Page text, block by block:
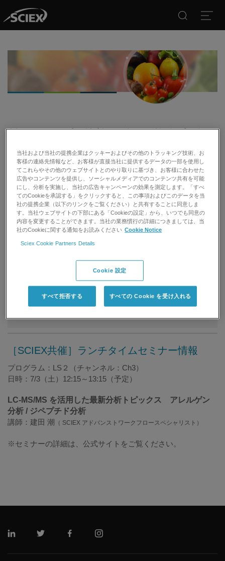
第75回日本栄養・食糧学会大会
（ONLINE開催）
2021年7月3日（土）～4日（日）
オンライン開催
詳細は公式サイト ( https://www2.aeplan.co.jp/jsfns2021/ )をご
覧ください。
※ ONLINE学会を参照するには、学会への参加登録が必要で
す。詳しくは公式サイトをご覧ください。
終了いたしました
弊社イベント、学会、製品情報をご希望の方は以下より
メール配信のご登録を行ってください。
メールマガジン登録
［SCIEX共催］ランチタイムセミナー情報
プログラム：LS２（チャンネル：Ch3）
日時：7/3（土）12:15～13:15（予定）
LC-MS/MS を活用した最新分析トピックス アレルゲン
分析 / ジペプチド分析
講師：建田 潮 （ SCIEX アドバンストワークフロースペシャリスト）
※セミナーの詳細は、公式サイトをご覧ください。
リンクトインツイッターフェイスブックインスタグラム
当社および当社の提携企業はクッキーおよびその他のトラッキング技術、お
客様の連絡先情報など、お客様が直接当社に提供するデータの一部を使用し
てこれらやその他のウェブサイトとのやり取りに基づき、お客様に合わせた
広告やコンテンツを提供し、ソーシャルメディアでのコンテンツ共有を可能
にし、分析を実施し、当社の広告キャンペーンの効果を測定します。「すべ
てのCookieを承認する」をクリックすると、この事項およびこのデータを当
社の提携企業（以下のリンクをご覧ください）と共有することに同意しま
す。当社ウェブサイトの下部にある「Cookieの設定」から、いつでも同意の
内容を変更することができます。当社の業務慣行の詳細につきましては、当
社のCookieに関する通知をお読みください Cookie Notice
Sciex Cookie Partners Details
Cookie 設定
すべて拒否する すべての Cookie を受け入れる